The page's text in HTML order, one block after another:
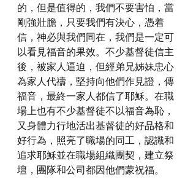
的，但是值得的，我們不要害怕，當
剛強壯膽，只要我們有決心，憑着
信，神必與我們同在，我們是一定可
以看見福音的果效。不少基督徒信主
後，被家人逼迫，但經弟兄姊妹忠心
為家人代禱，堅持向他們作見證，傳
福音，最終一家人都信了耶穌。在職
場上也有不少基督徒不以福音為恥，
又身體力行地活出基督徒的好品格和
好行為，照亮了職場的同工，認識和
追求耶穌並在職場組織團契，建立祭
壇，團隊和公司都因他們蒙祝福。